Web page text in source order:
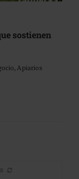
sostienen
Apiarios